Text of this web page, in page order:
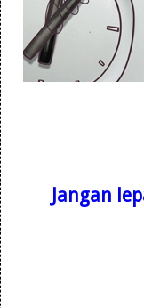
Jangan